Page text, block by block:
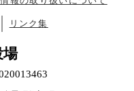
リンク集
場